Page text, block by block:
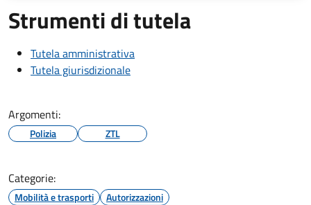
Strumenti di tutela
Tutela amministrativa
Tutela giurisdizionale
Argomenti:
Polizia ZTL
Categorie:
Mobilità e trasporti Autorizzazioni